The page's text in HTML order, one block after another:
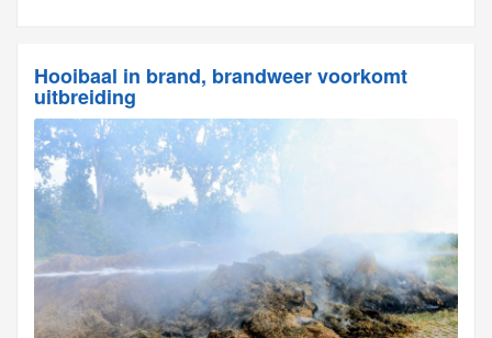
Hooibaal in brand, brandweer voorkomt
uitbreiding